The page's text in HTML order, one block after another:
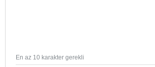
En az 10 karakter gerekli